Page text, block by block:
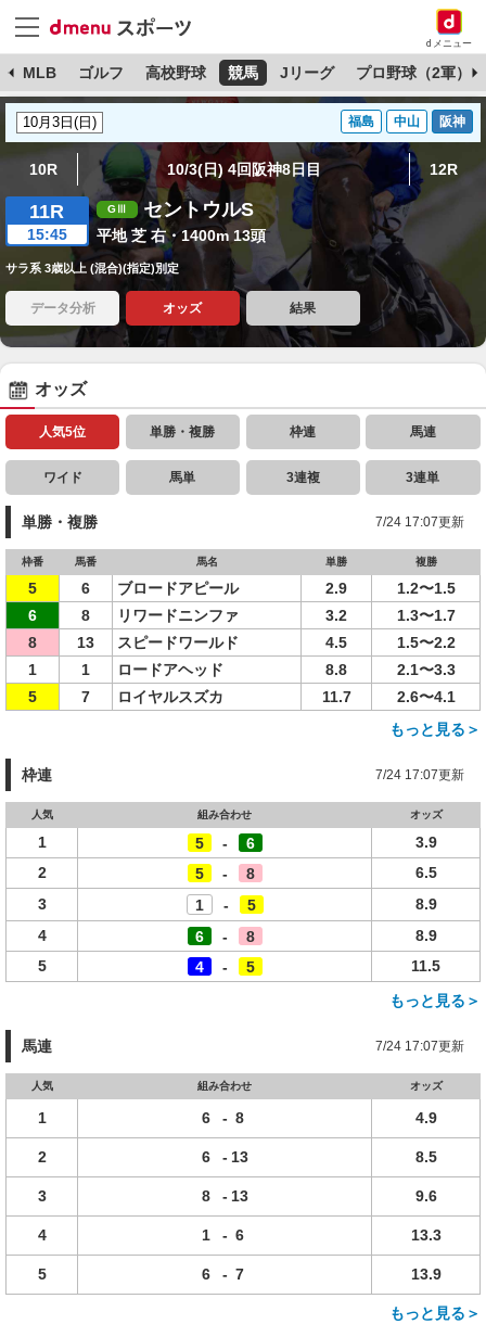
dメニュー
MLB ゴルフ 高校野球 競馬 Jリーグ プロ野球（2軍）
福島 中山 阪神
10R 10/3(日) 4回阪神8日目 12R
11R
15:45
セントウルS
平地 芝 右・1400m 13頭
サラ系 3歳以上 (混合)(指定)別定
データ分析 オッズ 結果
オッズ
人気5位 単勝・複勝 枠連 馬連
ワイド 馬単 3連複 3連単
単勝・複勝 7/24 17:07更新
枠番 馬番 馬名 単勝 複勝
5 6 ブロードアピール 2.9
1.2〜1.5
6
8 リワードニンファ 3.2
1.3〜1.7
8
13 スピードワールド 4.5
1.5〜2.2
1
1 ロードアヘッド 8.8
2.1〜3.3
5
7 ロイヤルスズカ 11.7
2.6〜4.1
もっと見る＞
枠連 7/24 17:07更新
人気 組み合わせ オッズ
1 5 - 6
3.9
2
5 - 8
6.5
3
1 - 5
8.9
4
6 - 8
8.9
5
4 - 5
11.5
もっと見る＞
馬連 7/24 17:07更新
人気 組み合わせ オッズ
1 6 - 8 4.9
2 6 - 13 8.5
3 8 - 13 9.6
4 1 - 6 13.3
5 6 - 7 13.9
もっと見る＞